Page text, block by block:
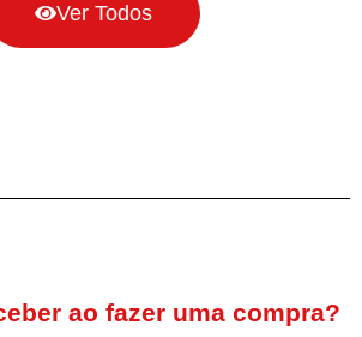
Ver Todos
ao fazer uma compra?